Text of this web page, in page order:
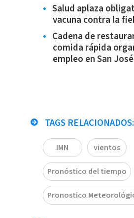
Salud aplaza
vacuna contra la
Cadena de
comida rápida
empleo en San José
TAGS RELACIONADOS:
IMN vientos
Pronóstico del tiempo
Pronostico